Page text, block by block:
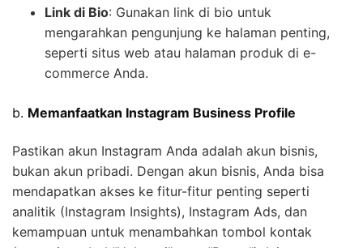
Link di Bio: Gunakan link di bio untuk
mengarahkan pengunjung ke halaman penting,
seperti situs web atau halaman produk di e-
commerce Anda.
b. Memanfaatkan Instagram Business Profile
Pastikan akun Instagram Anda adalah akun bisnis,
bukan akun pribadi. Dengan akun bisnis, Anda bisa
mendapatkan akses ke fitur-fitur penting seperti
analitik (Instagram Insights), Instagram Ads, dan
kemampuan untuk menambahkan tombol kontak